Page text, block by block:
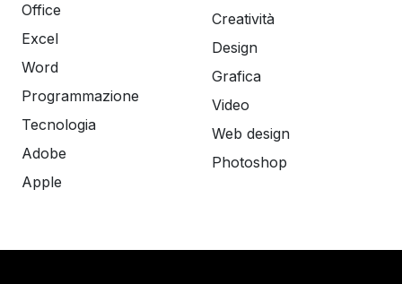
Office
Excel
Word
Programmazione
Tecnologia
Adobe
Apple
Creatività
Design
Grafica
Video
Web design
Photoshop